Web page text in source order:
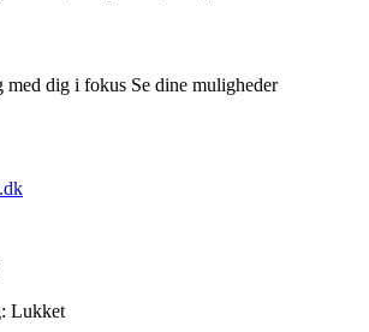
med dig i fokus Se dine muligheder
Lukket